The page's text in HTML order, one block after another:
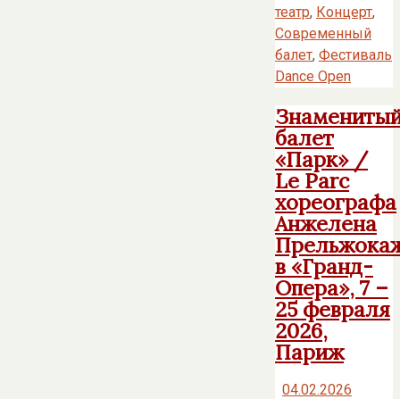
театр, Концерт,
Современный
балет, Фестиваль
Dance Open
балет
«Парк» /
Le Parc
хореографа
Анжелена
в «Гранд-
Опера», 7 –
25 февраля
2026,
Париж
04.02.2026